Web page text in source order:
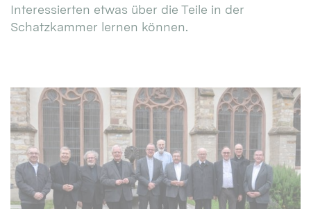
Interessierten etwas über die Teile in der
Schatzkammer lernen können.